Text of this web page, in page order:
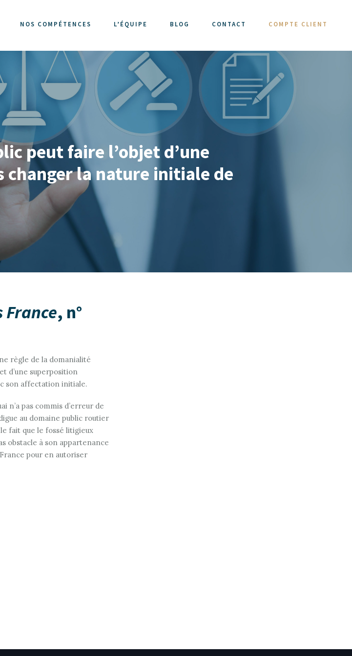
NOS COMPÉTENCES L’ÉQUIPE BLOG CONTACT COMPTE CLIENT
peut faire l’objet d’une
changer la nature initiale de
France, n°
règle de la domanialité
d’une superposition
son affectation initiale.
n’a pas commis d’erreur de
au domaine public routier
fait que le fossé litigieux
obstacle à son appartenance
pour en autoriser